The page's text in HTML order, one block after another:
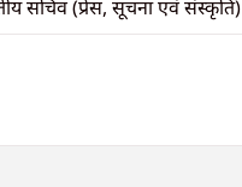
सचिव (प्रेस, सूचना एवं संस्कृति)